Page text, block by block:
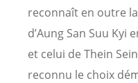
reconnaît en outre
d’Aung San Suu Kyi
et celui de Thein
reconnu le choix